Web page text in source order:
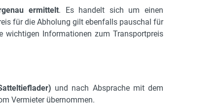
ermittelt. Es handelt sich um einen
für die Abholung gilt ebenfalls pauschal für
wichtigen Informationen zum Transportpreis
und nach Absprache mit dem
Vermieter übernommen.